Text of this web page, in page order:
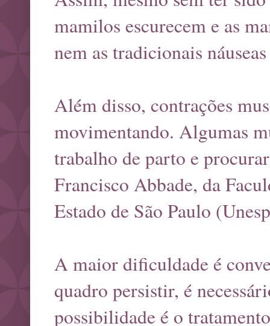
mamilos escurecem e as
nem as tradicionais
Além disso, contrações
movimentando. Algumas
trabalho de parto e
Francisco Abbade, da
Estado de São Paulo
A maior dificuldade é
quadro persistir, é
possibilidade é o